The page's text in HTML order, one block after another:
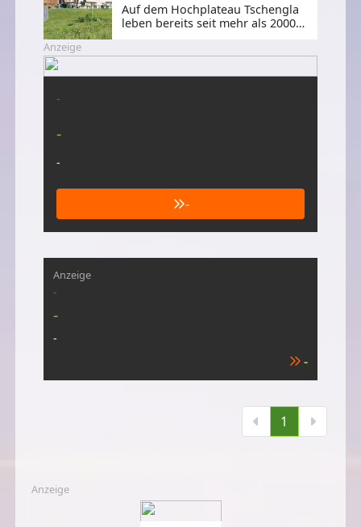
Auf dem Hochplateau Tschengla
leben bereits seit mehr als 2000
Anzeige
-
-
-
-
Anzeige
-
-
-
-
1
Anzeige